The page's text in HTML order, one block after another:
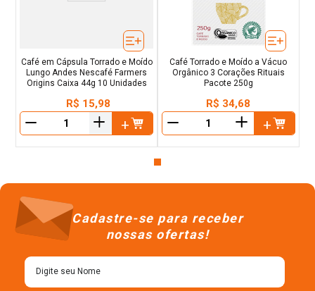
Café em Cápsula Torrado e Moído
Lungo Andes Nescafé Farmers
Origins Caixa 44g 10 Unidades
R$ 15,98
＋
Café Torrado e Moído a Vácuo
Orgânico 3 Corações Rituais
Pacote 250g
R$ 34,68
＋
Cadastre-se para receber
nossas ofertas!